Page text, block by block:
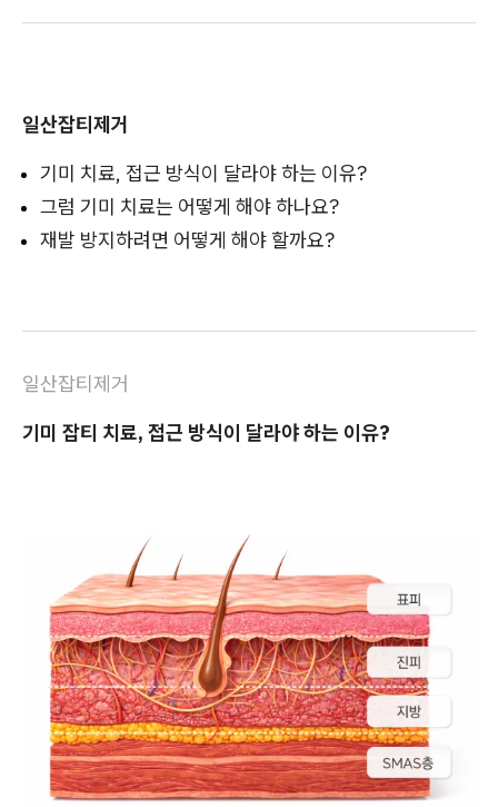
일산잡티제거
기미 치료, 접근 방식이 달라야 하는 이유?
그럼 기미 치료는 어떻게 해야 하나요?
재발 방지하려면 어떻게 해야 할까요?
일산잡티제거
기미 잡티 치료, 접근 방식이 달라야 하는 이유?